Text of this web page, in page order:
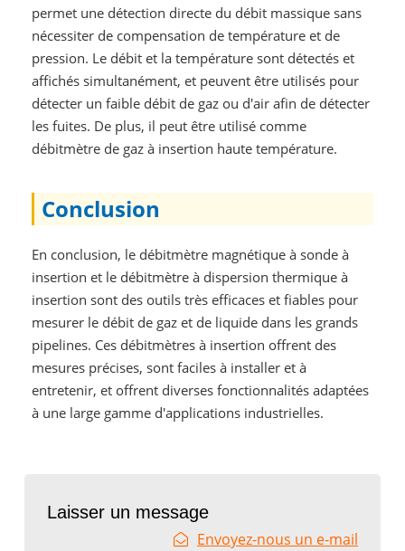
permet une détection directe du débit massique sans
nécessiter de compensation de température et de
pression. Le débit et la température sont détectés et
affichés simultanément, et peuvent être utilisés pour
détecter un faible débit de gaz ou d'air afin de détecter
les fuites. De plus, il peut être utilisé comme
débitmètre de gaz à insertion haute température.
Conclusion
En conclusion, le débitmètre magnétique à sonde à
insertion et le débitmètre à dispersion thermique à
insertion sont des outils très efficaces et fiables pour
mesurer le débit de gaz et de liquide dans les grands
pipelines. Ces débitmètres à insertion offrent des
mesures précises, sont faciles à installer et à
entretenir, et offrent diverses fonctionnalités adaptées
à une large gamme d'applications industrielles.
Laisser un message
Envoyez-nous un e-mail